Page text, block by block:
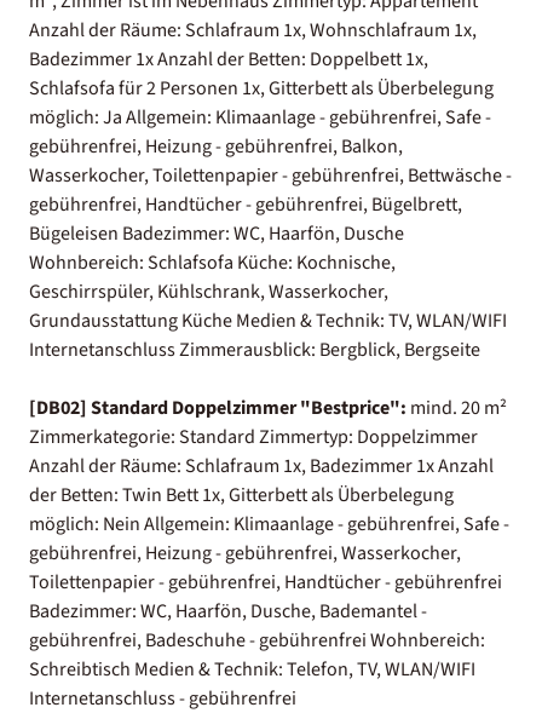
Anzahl der Räume: Schlafraum 1x, Wohnschlafraum 1x,
Badezimmer 1x Anzahl der Betten: Doppelbett 1x,
Schlafsofa für 2 Personen 1x, Gitterbett als Überbelegung
möglich: Ja Allgemein: Klimaanlage - gebührenfrei, Safe -
gebührenfrei, Heizung - gebührenfrei, Balkon,
Wasserkocher, Toilettenpapier - gebührenfrei, Bettwäsche -
gebührenfrei, Handtücher - gebührenfrei, Bügelbrett,
Bügeleisen Badezimmer: WC, Haarfön, Dusche
Wohnbereich: Schlafsofa Küche: Kochnische,
Geschirrspüler, Kühlschrank, Wasserkocher,
Grundausstattung Küche Medien & Technik: TV, WLAN/WIFI
Internetanschluss Zimmerausblick: Bergblick, Bergseite
[DB02] Standard Doppelzimmer "Bestprice": mind. 20 m²
Zimmerkategorie: Standard Zimmertyp: Doppelzimmer
Anzahl der Räume: Schlafraum 1x, Badezimmer 1x Anzahl
der Betten: Twin Bett 1x, Gitterbett als Überbelegung
möglich: Nein Allgemein: Klimaanlage - gebührenfrei, Safe -
gebührenfrei, Heizung - gebührenfrei, Wasserkocher,
Toilettenpapier - gebührenfrei, Handtücher - gebührenfrei
Badezimmer: WC, Haarfön, Dusche, Bademantel -
gebührenfrei, Badeschuhe - gebührenfrei Wohnbereich:
Schreibtisch Medien & Technik: Telefon, TV, WLAN/WIFI
Internetanschluss - gebührenfrei